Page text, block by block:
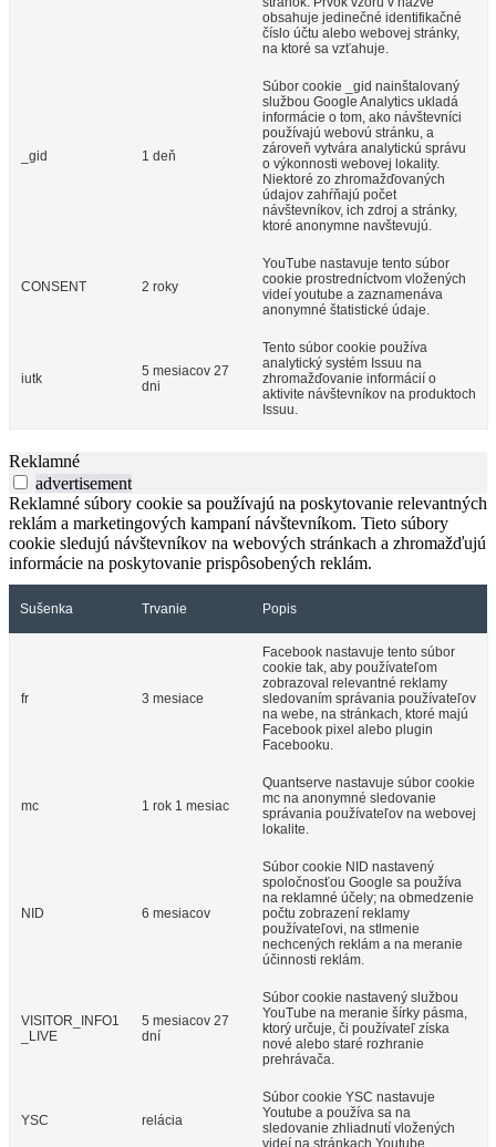
obsahuje jedinečné identifikačné
číslo účtu alebo webovej stránky,
na ktoré sa vzťahuje.
_gid 1 deň
Súbor cookie _gid nainštalovaný
službou Google Analytics ukladá
informácie o tom, ako návštevníci
používajú webovú stránku, a
zároveň vytvára analytickú správu
o výkonnosti webovej lokality.
Niektoré zo zhromažďovaných
údajov zahŕňajú počet
návštevníkov, ich zdroj a stránky,
ktoré anonymne navštevujú.
CONSENT 2 roky
YouTube nastavuje tento súbor
cookie prostredníctvom vložených
videí youtube a zaznamenáva
anonymné štatistické údaje.
iutk
5 mesiacov 27
dni
Tento súbor cookie používa
analytický systém Issuu na
zhromažďovanie informácií o
aktivite návštevníkov na produktoch
Issuu.
Reklamné
advertisement
Reklamné súbory cookie sa používajú na poskytovanie relevantných
reklám a marketingových kampaní návštevníkom. Tieto súbory
cookie sledujú návštevníkov na webových stránkach a zhromažďujú
informácie na poskytovanie prispôsobených reklám.
Sušenka Trvanie Popis
fr 3 mesiace
Facebook nastavuje tento súbor
cookie tak, aby používateľom
zobrazoval relevantné reklamy
sledovaním správania používateľov
na webe, na stránkach, ktoré majú
Facebook pixel alebo plugin
Facebooku.
mc 1 rok 1 mesiac
Quantserve nastavuje súbor cookie
mc na anonymné sledovanie
správania používateľov na webovej
lokalite.
NID 6 mesiacov
Súbor cookie NID nastavený
spoločnosťou Google sa používa
na reklamné účely; na obmedzenie
počtu zobrazení reklamy
používateľovi, na stlmenie
nechcených reklám a na meranie
účinnosti reklám.
VISITOR_INFO1
_LIVE
5 mesiacov 27
dní
Súbor cookie nastavený službou
YouTube na meranie šírky pásma,
ktorý určuje, či používateľ získa
nové alebo staré rozhranie
prehrávača.
YSC relácia
Súbor cookie YSC nastavuje
Youtube a používa sa na
sledovanie zhliadnutí vložených
videí na stránkach Youtube.